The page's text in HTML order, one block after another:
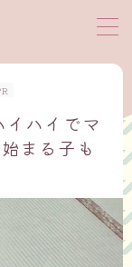
ハイでマ
まる子も